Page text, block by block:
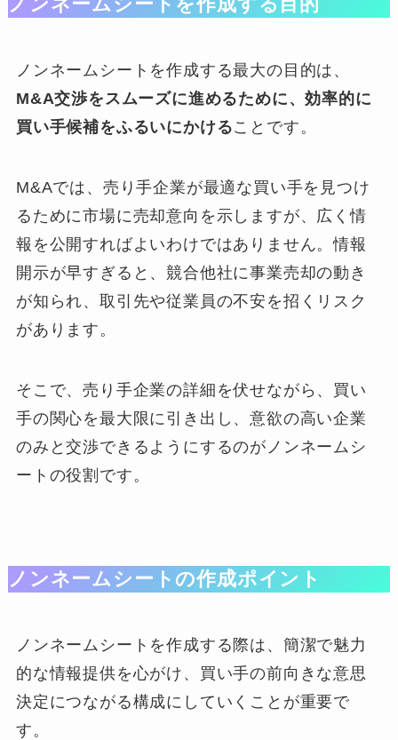
ノンネームシートを作成する目的
ノンネームシートを作成する最大の目的は、
M&A交渉をスムーズに進めるために、効率的に
買い手候補をふるいにかけることです。
M&Aでは、売り手企業が最適な買い手を見つけ
るために市場に売却意向を示しますが、広く情
報を公開すればよいわけではありません。情報
開示が早すぎると、競合他社に事業売却の動き
が知られ、取引先や従業員の不安を招くリスク
があります。
そこで、売り手企業の詳細を伏せながら、買い
手の関心を最大限に引き出し、意欲の高い企業
のみと交渉できるようにするのがノンネームシ
ートの役割です。
ノンネームシートの作成ポイント
ノンネームシートを作成する際は、簡潔で魅力
的な情報提供を心がけ、買い手の前向きな意思
決定につながる構成にしていくことが重要で
す。